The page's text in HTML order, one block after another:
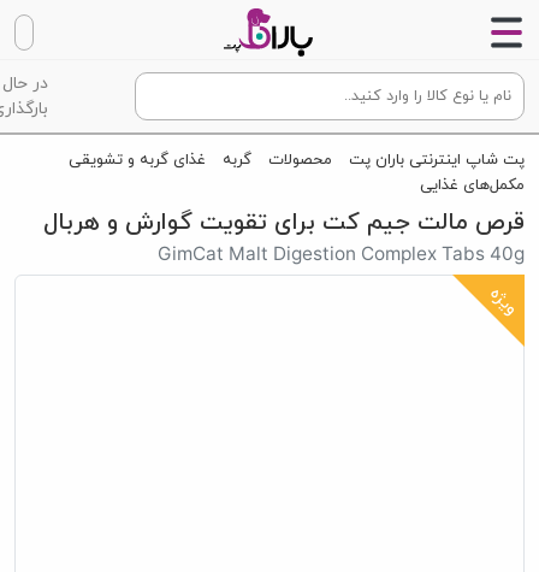
در حال
پت شاپ اینترنتی باران پت محصولات گربه
غذای گربه و تشویقی
مکمل‌های غذایی
قرص مالت جیم کت برای تقویت گوارش و هربال
GimCat Malt Digestion Complex Tabs 40g
ویژه